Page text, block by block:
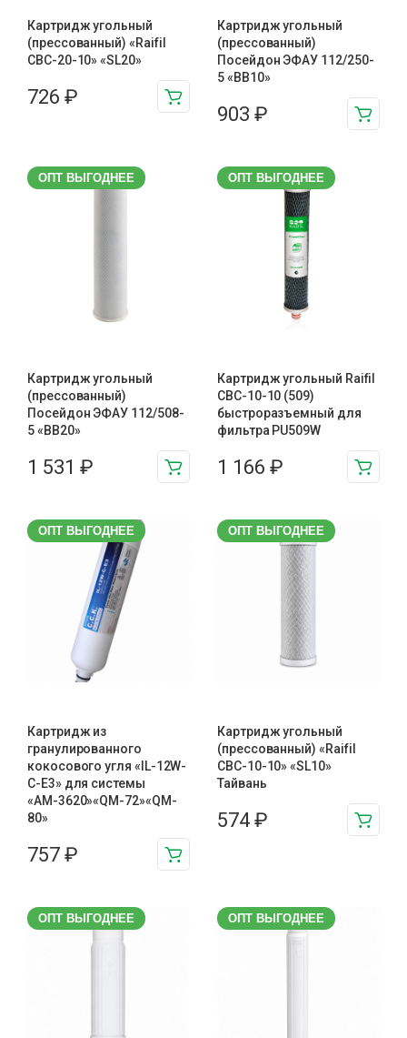
Картридж угольный
(прессованный) «Raifil
CBC-20-10» «SL20»
726 ₽
Картридж угольный
(прессованный)
Посейдон ЭФАУ 112/250-
5 «BB10»
903 ₽
ОПТ ВЫГОДНЕЕ
Картридж угольный
(прессованный)
Посейдон ЭФАУ 112/508-
5 «BB20»
1 531 ₽
ОПТ ВЫГОДНЕЕ
Картридж угольный Raifil
CBC-10-10 (509)
быстроразъемный для
фильтра PU509W
1 166 ₽
ОПТ ВЫГОДНЕЕ
Картридж из
гранулированного
кокосового угля «IL-12W-
C-E3» для системы
«АМ-3620»«QM-72»«QM-
80»
757 ₽
ОПТ ВЫГОДНЕЕ
Картридж угольный
(прессованный) «Raifil
CBC-10-10» «SL10»
Тайвань
574 ₽
ОПТ ВЫГОДНЕЕ ОПТ ВЫГОДНЕЕ